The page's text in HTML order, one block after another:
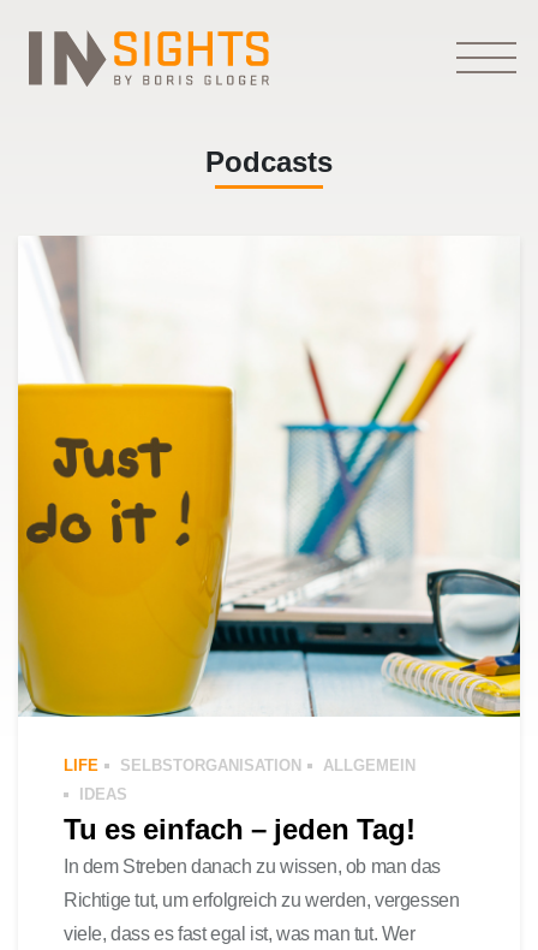
Podcasts
LIFE SELBSTORGANISATION
ALLGEMEIN
IDEAS
Tu es einfach – jeden Tag!
In dem Streben danach zu wissen, ob man das
Richtige tut, um erfolgreich zu werden, vergessen
viele, dass es fast egal ist, was man tut. Wer